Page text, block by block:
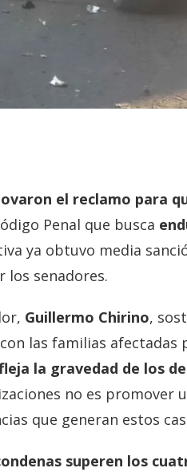
el reclamo para
Penal que busca
ya obtuvo media
senadores.
Guillermo Chirino,
con las familias afectadas
la gravedad de los
no es promover
que generan estos
superen los